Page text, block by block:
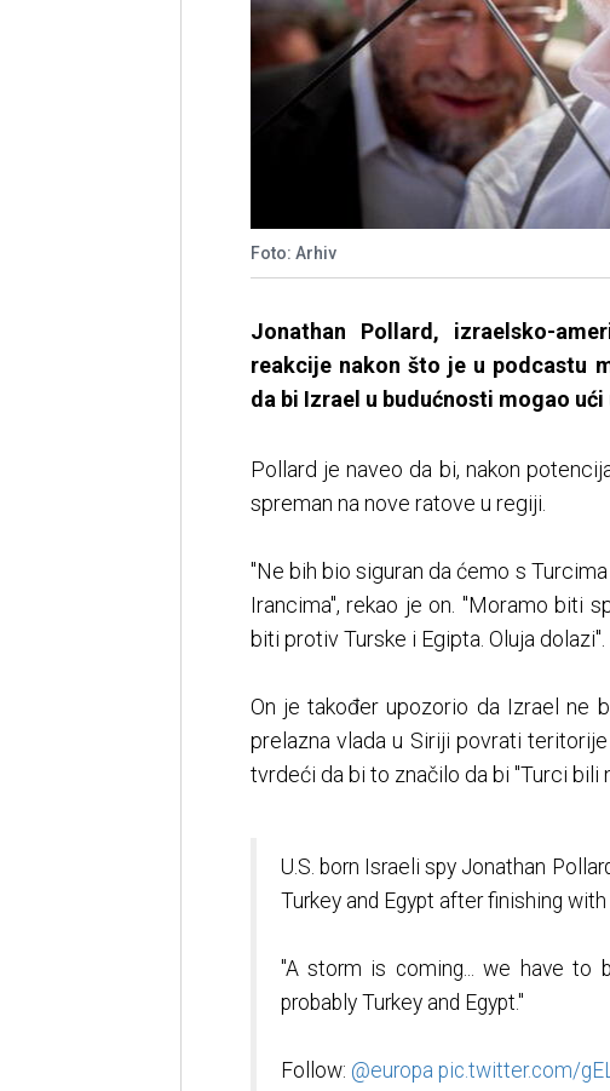
Foto: Arhiv
Jonathan Pollard, izraelsko-
reakcije nakon što je u podcastu
da bi Izrael u budućnosti mogao
Pollard je naveo da bi, nakon
spreman na nove ratove u regiji.
"Ne bih bio siguran da ćemo s
Irancima", rekao je on. "Moramo biti
biti protiv Turske i Egipta. Oluja dolazi".
On je također upozorio da Izrael ne
prelazna vlada u Siriji povrati
tvrdeći da bi to značilo da bi "Turci bili
U.S. born Israeli spy Jonathan
Turkey and Egypt after finishing with
"A storm is coming... we have to
probably Turkey and Egypt."
Follow: @europa pic.twitter.com/